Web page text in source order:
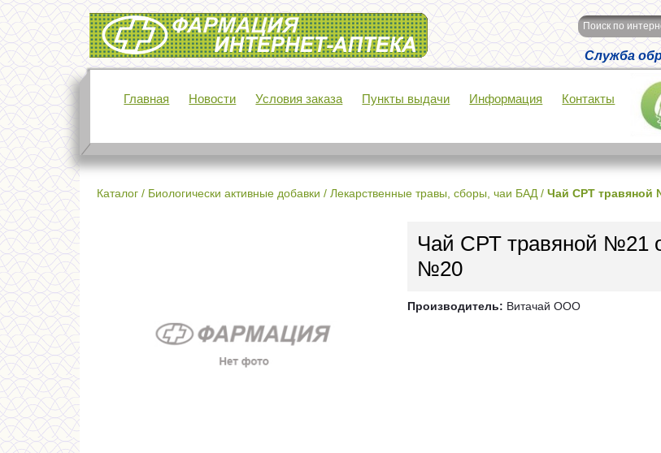
Интернет-аптека Фармация Поиск по
Служба
Главная Новости Условия заказа Пункты выдачи Информация Контакты
Каталог / Биологически активные добавки / Лекарственные травы, сборы, чаи БАД / Чай СРТ травяной
Чай СРТ травяной №21
№20
Производитель: Витачай ООО